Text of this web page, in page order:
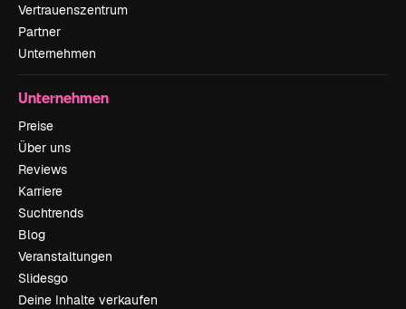
Vertrauenszentrum
Partner
Unternehmen
Unternehmen
Preise
Über uns
Reviews
Karriere
Suchtrends
Blog
Veranstaltungen
Slidesgo
Deine Inhalte verkaufen